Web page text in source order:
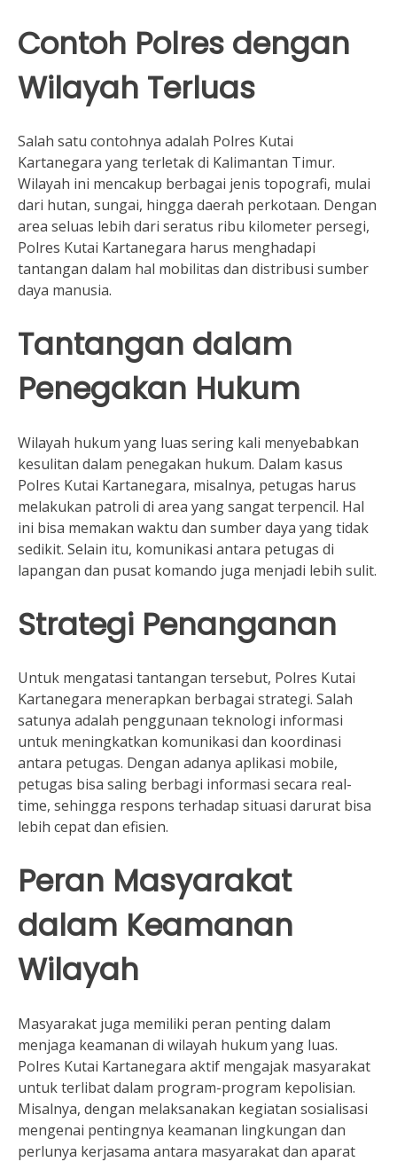
Contoh Polres dengan
Wilayah Terluas
Salah satu contohnya adalah Polres Kutai
Kartanegara yang terletak di Kalimantan Timur.
Wilayah ini mencakup berbagai jenis topografi, mulai
dari hutan, sungai, hingga daerah perkotaan. Dengan
area seluas lebih dari seratus ribu kilometer persegi,
Polres Kutai Kartanegara harus menghadapi
tantangan dalam hal mobilitas dan distribusi sumber
daya manusia.
Tantangan dalam
Penegakan Hukum
Wilayah hukum yang luas sering kali menyebabkan
kesulitan dalam penegakan hukum. Dalam kasus
Polres Kutai Kartanegara, misalnya, petugas harus
melakukan patroli di area yang sangat terpencil. Hal
ini bisa memakan waktu dan sumber daya yang tidak
sedikit. Selain itu, komunikasi antara petugas di
lapangan dan pusat komando juga menjadi lebih sulit.
Strategi Penanganan
Untuk mengatasi tantangan tersebut, Polres Kutai
Kartanegara menerapkan berbagai strategi. Salah
satunya adalah penggunaan teknologi informasi
untuk meningkatkan komunikasi dan koordinasi
antara petugas. Dengan adanya aplikasi mobile,
petugas bisa saling berbagi informasi secara real-
time, sehingga respons terhadap situasi darurat bisa
lebih cepat dan efisien.
Peran Masyarakat
dalam Keamanan
Wilayah
Masyarakat juga memiliki peran penting dalam
menjaga keamanan di wilayah hukum yang luas.
Polres Kutai Kartanegara aktif mengajak masyarakat
untuk terlibat dalam program-program kepolisian.
Misalnya, dengan melaksanakan kegiatan sosialisasi
mengenai pentingnya keamanan lingkungan dan
perlunya kerjasama antara masyarakat dan aparat